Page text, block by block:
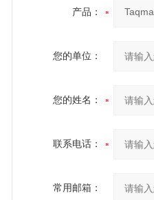
产品：
您的单位：
您的姓名：
联系电话：
常用邮箱：